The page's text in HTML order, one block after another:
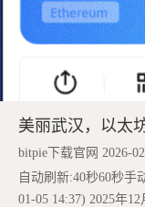
美丽武汉，以太
bitpie下载官网 2026-
自动刷新:40秒60秒手
01-05 14:37) 2025年